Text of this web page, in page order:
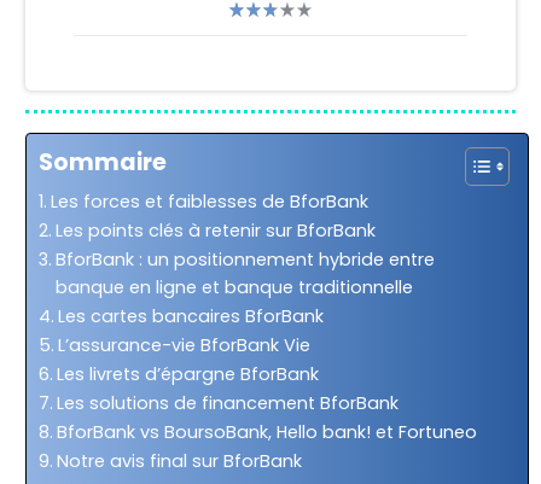
Sommaire
Les forces et faiblesses de BforBank
Les points clés à retenir sur BforBank
BforBank : un positionnement hybride entre
banque en ligne et banque traditionnelle
Les cartes bancaires BforBank
L’assurance-vie BforBank Vie
Les livrets d’épargne BforBank
Les solutions de financement BforBank
BforBank vs BoursoBank, Hello bank! et Fortuneo
Notre avis final sur BforBank